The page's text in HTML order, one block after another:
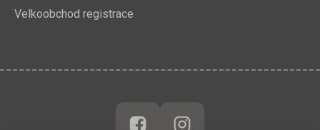
Velkoobchod registrace